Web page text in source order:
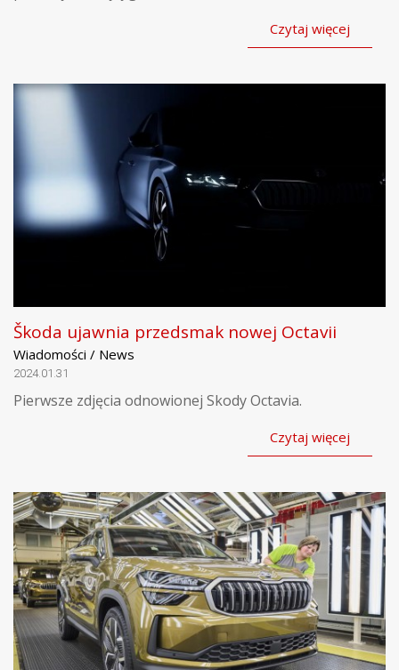
Czytaj więcej
Škoda ujawnia przedsmak nowej Octavii
Wiadomości / News
2024.01.31
Pierwsze zdjęcia odnowionej Skody Octavia.
Czytaj więcej